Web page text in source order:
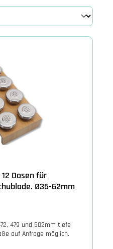
Dosen für
Ø35-62mm
479 und 502mm tiefe
auf Anfrage möglich.